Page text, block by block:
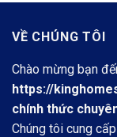
VỀ CHÚNG TÔI
Chào mừng bạn
https://
chính thức
Chúng tôi cung